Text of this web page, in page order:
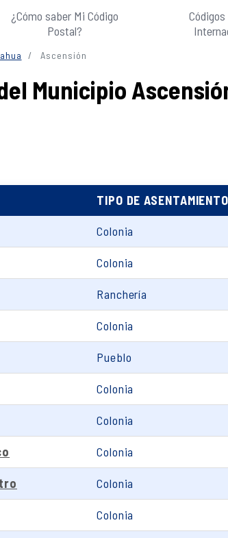
¿Cómo saber Mi Código
Postal?
Ascensión
Municipio
TIPO DE ASENTAMIENTO
Colonia
Colonia
Ranchería
Colonia
Pueblo
Colonia
Colonia
Colonia
Colonia
Colonia